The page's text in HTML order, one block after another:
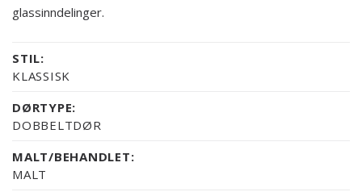
glassinndelinger.
STIL:
KLASSISK
DØRTYPE:
DOBBELTDØR
MALT/BEHANDLET:
MALT